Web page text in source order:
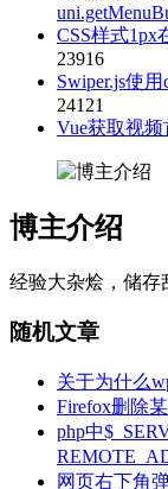
CSS样式1px
23916
Swiper.js使
24121
Vue获取视
博主介绍
经验大杂烩，储存
随机文章
关于为什么
Firefox删除
php中
网页右下角